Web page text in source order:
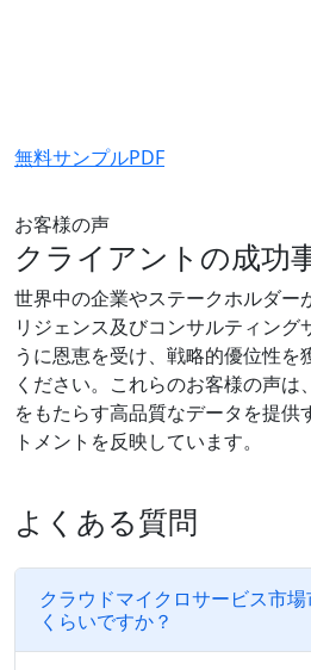
無料サンプルPDF
お客様の声
クライアントの成功
世界中の企業やステークホルダー
リジェンス及びコンサルティング
うに恩恵を受け、戦略的優位性を
ください。これらのお客様の声
をもたらす高品質なデータを提供
トメントを反映しています。
よくある質問
クラウドマイクロサービス市
くらいですか？